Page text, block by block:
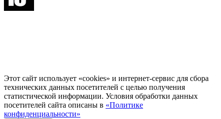
Этот сайт использует «cookies» и интернет-сервис для сбора
технических данных посетителей с целью получения
статистической информации. Условия обработки данных
посетителей сайта описаны в «Политике
конфиденциальности»